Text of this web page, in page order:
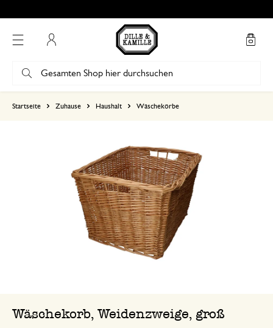
Startseite Zuhause Haushalt Wäschekörbe
Wäschekorb, Weidenzweige, groß
2
1
17. Dezember 2023